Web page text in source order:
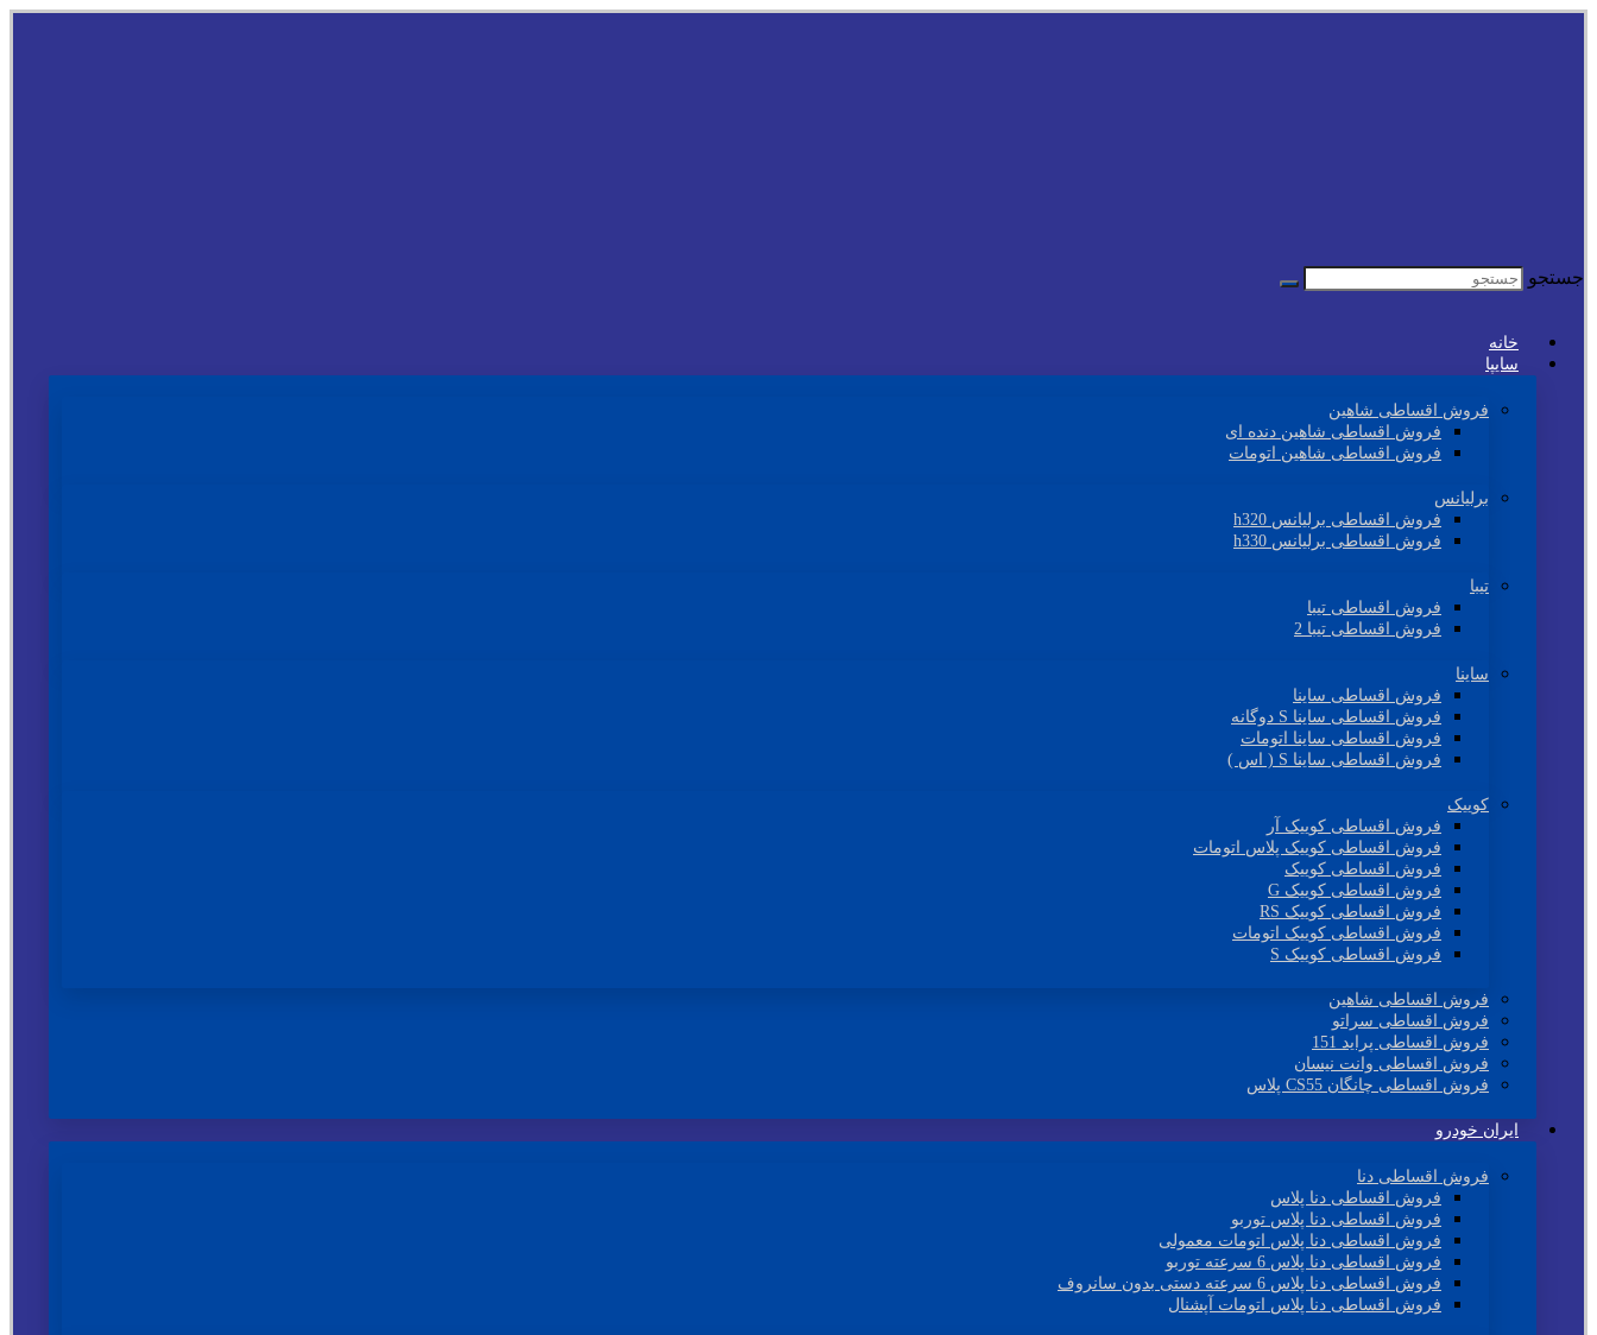
جستجو
خانه
سایپا
فروش اقساطی شاهین
فروش اقساطی شاهین دنده ای
فروش اقساطی شاهین اتومات
برلیانس
فروش اقساطی برلیانس h320
فروش اقساطی برلیانس h330
تیبا
فروش اقساطی تیبا
فروش اقساطی تیبا 2
ساینا
فروش اقساطی ساینا
فروش اقساطی ساینا S دوگانه
فروش اقساطی ساینا اتومات
فروش اقساطی ساینا S ( اس )
کوییک
فروش اقساطی کوییک آر
فروش اقساطی کوییک پلاس اتومات
فروش اقساطی کوییک
فروش اقساطی کوییک G
فروش اقساطی کوییک RS
فروش اقساطی کوییک اتومات
فروش اقساطی کوییک S
فروش اقساطی شاهین
فروش اقساطی سراتو
فروش اقساطی پراید 151
فروش اقساطی وانت نیسان
فروش اقساطی چانگان CS55 پلاس
ایران خودرو
فروش اقساطی دنا
فروش اقساطی دنا پلاس
فروش اقساطی دنا پلاس توربو
فروش اقساطی دنا پلاس اتومات معمولی
فروش اقساطی دنا پلاس 6 سرعته توربو
فروش اقساطی دنا پلاس 6 سرعته دستی بدون سانروف
فروش اقساطی دنا پلاس اتومات آپشنال